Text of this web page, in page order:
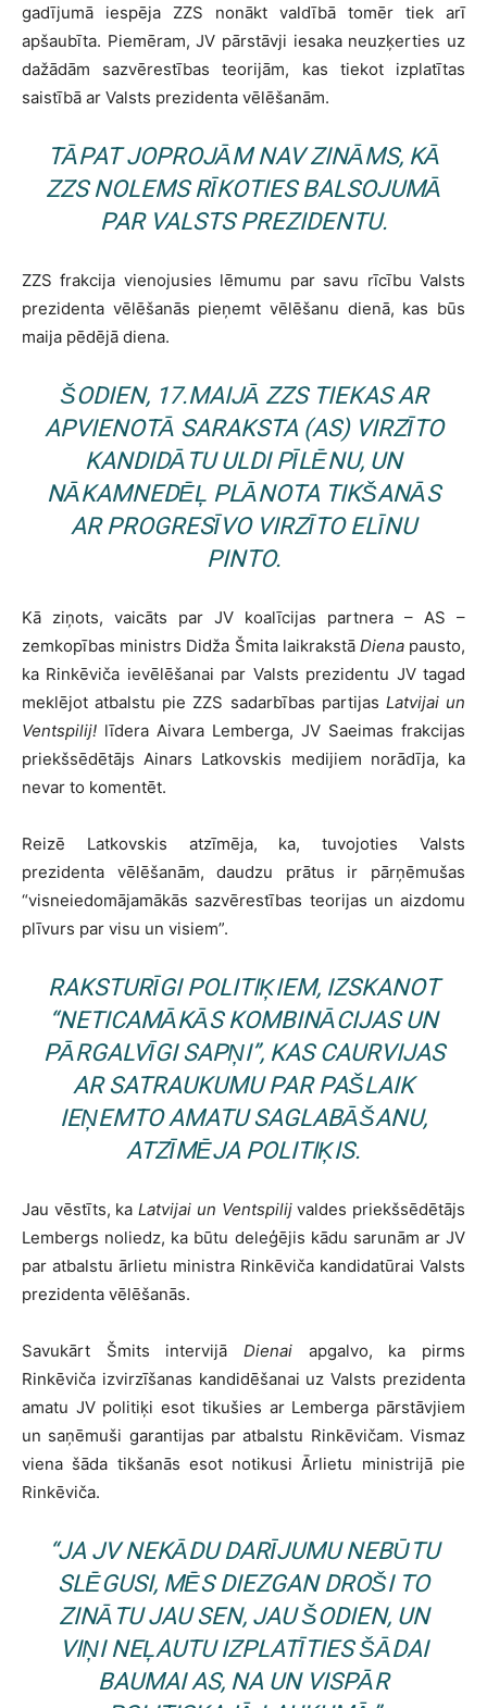
gadījumā iespēja ZZS nonākt valdībā tomēr tiek arī
apšaubīta. Piemēram, JV pārstāvji iesaka neuzķerties uz
dažādām sazvērestības teorijām, kas tiekot izplatītas
saistībā ar Valsts prezidenta vēlēšanām.
TĀPAT JOPROJĀM NAV ZINĀMS, KĀ
ZZS NOLEMS RĪKOTIES BALSOJUMĀ
PAR VALSTS PREZIDENTU.
ZZS frakcija vienojusies lēmumu par savu rīcību Valsts
prezidenta vēlēšanās pieņemt vēlēšanu dienā, kas būs
maija pēdējā diena.
ŠODIEN, 17.MAIJĀ ZZS TIEKAS AR
APVIENOTĀ SARAKSTA(AS) VIRZĪTO
KANDIDĀTU ULDI PĪLĒNU, UN
NĀKAMNEDĒĻ PLĀNOTA TIKŠANĀS
AR PROGRESĪVOVIRZĪTO ELĪNU
PINTO.
Kā ziņots, vaicāts par JV koalīcijas partnera – AS –
zemkopības ministrs Didža Šmita laikrakstā Dienapausto,
ka Rinkēviča ievēlēšanai par Valsts prezidentu JV tagad
meklējot atbalstu pie ZZS sadarbības partijas Latvijai un
Ventspilij! līdera Aivara Lemberga, JV Saeimas frakcijas
priekšsēdētājs Ainars Latkovskis medijiem norādīja, ka
nevar to komentēt.
Reizē Latkovskis atzīmēja, ka, tuvojoties Valsts
prezidenta vēlēšanām, daudzu prātus ir pārņēmušas
“visneiedomājamākās sazvērestības teorijas un aizdomu
plīvurs par visu un visiem”.
RAKSTURĪGI POLITIĶIEM, IZSKANOT
“NETICAMĀKĀS KOMBINĀCIJAS UN
PĀRGALVĪGI SAPŅI”, KAS CAURVIJAS
AR SATRAUKUMU PAR PAŠLAIK
IEŅEMTO AMATU SAGLABĀŠANU,
ATZĪMĒJA POLITIĶIS.
Jau vēstīts, kaLatvijai un Ventspilijvaldes priekšsēdētājs
Lembergs noliedz, ka būtu deleģējis kādu sarunām ar JV
par atbalstu ārlietu ministra Rinkēviča kandidatūrai Valsts
prezidenta vēlēšanās.
Savukārt Šmits intervijā Dienai apgalvo, ka pirms
Rinkēviča izvirzīšanas kandidēšanai uz Valsts prezidenta
amatu JV politiķi esot tikušies ar Lemberga pārstāvjiem
un saņēmuši garantijas par atbalstu Rinkēvičam. Vismaz
viena šāda tikšanās esot notikusi Ārlietu ministrijā pie
Rinkēviča.
“JA JV NEKĀDU DARĪJUMU NEBŪTU
SLĒGUSI, MĒS DIEZGAN DROŠI TO
ZINĀTU JAU SEN, JAU ŠODIEN, UN
VIŅI NEĻAUTU IZPLATĪTIES ŠĀDAI
BAUMAI AS, NA UN VISPĀR